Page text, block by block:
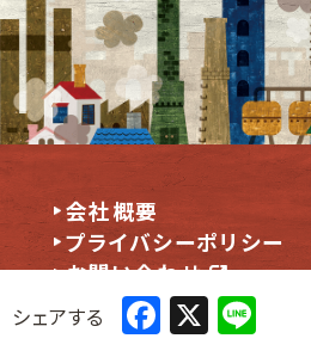
シェアする Facebook
X Line
会社概要
プライバシーポリシー
お問い合わせ